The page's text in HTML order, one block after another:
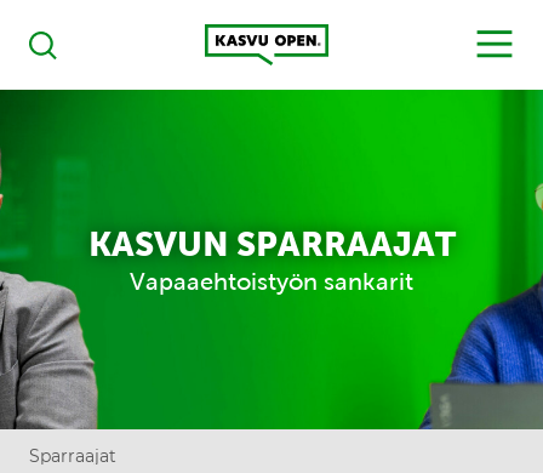
Haku
Kasvu Open
MENU
KASVUN SPARRAAJAT
Vapaaehtoistyön sankarit
Sparraajat